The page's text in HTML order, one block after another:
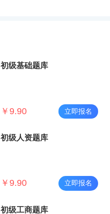
初级基础题库
￥ 9.90 立即报名
初级人资题库
￥ 9.90 立即报名
初级工商题库